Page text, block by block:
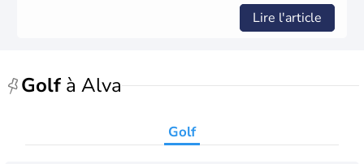
Lire l'article
Golf à Alva
Golf